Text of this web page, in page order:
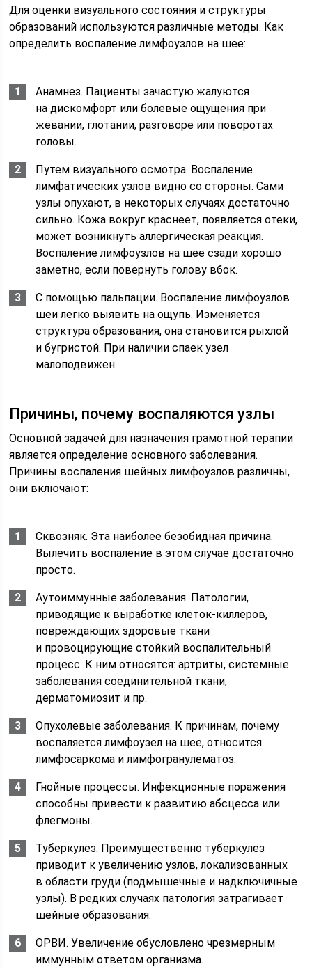
Для оценки визуального состояния и структуры
образований используются различные методы. Как
определить воспаление лимфоузлов на шее:
Анамнез. Пациенты зачастую жалуются
на дискомфорт или болевые ощущения при
жевании, глотании, разговоре или поворотах
головы.
Путем визуального осмотра. Воспаление
лимфатических узлов видно со стороны. Сами
узлы опухают, в некоторых случаях достаточно
сильно. Кожа вокруг краснеет, появляется отеки,
может возникнуть аллергическая реакция.
Воспаление лимфоузлов на шее сзади хорошо
заметно, если повернуть голову вбок.
С помощью пальпации. Воспаление лимфоузлов
шеи легко выявить на ощупь. Изменяется
структура образования, она становится рыхлой
и бугристой. При наличии спаек узел
малоподвижен.
Причины, почему воспаляются узлы
Основной задачей для назначения грамотной терапии
является определение основного заболевания.
Причины воспаления шейных лимфоузлов различны,
они включают:
Сквозняк. Эта наиболее безобидная причина.
Вылечить воспаление в этом случае достаточно
просто.
Аутоиммунные заболевания. Патологии,
приводящие к выработке клеток-киллеров,
повреждающих здоровые ткани
и провоцирующие стойкий воспалительный
процесс. К ним относятся: артриты, системные
заболевания соединительной ткани,
дерматомиозит и пр.
Опухолевые заболевания. К причинам, почему
воспаляется лимфоузел на шее, относится
лимфосаркома и лимфогранулематоз.
Гнойные процессы. Инфекционные поражения
способны привести к развитию абсцесса или
флегмоны.
Туберкулез. Преимущественно туберкулез
приводит к увеличению узлов, локализованных
в области груди (подмышечные и надключичные
узлы). В редких случаях патология затрагивает
шейные образования.
ОРВИ. Увеличение обусловлено чрезмерным
иммунным ответом организма.